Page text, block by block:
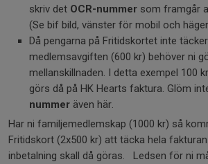
skriv det OCR-nummer som framgår
(Se bif bild, vänster för mobil och
Då pengarna på Fritidskortet inte
medlemsavgiften (600 kr) behöver ni
mellanskillnaden. I detta exempel 100
görs då på HK Hearts faktura. Glöm
nummer även här.
Har ni familjemedlemskap (1000 kr) så
Fritidskort (2x500 kr) att täcka hela
inbetalning skall då göras. Ledsen för ni